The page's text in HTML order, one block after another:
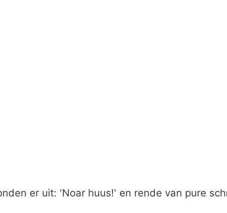
er uit: 'Noar huus!' en rende van pure